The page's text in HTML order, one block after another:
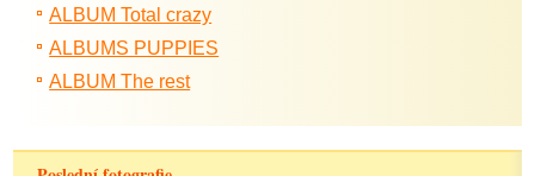
ALBUM Total crazy
ALBUMS PUPPIES
ALBUM The rest